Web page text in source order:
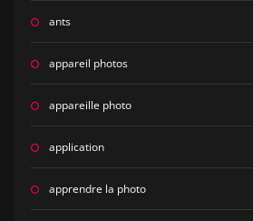
ants
appareil photos
appareille photo
application
apprendre la photo